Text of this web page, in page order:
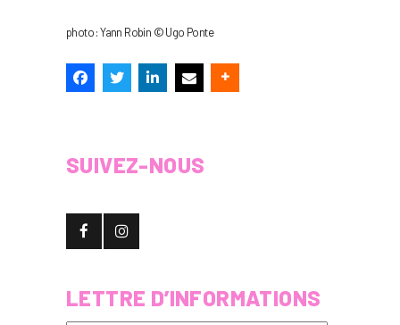
photo : Yann Robin © Ugo Ponte
SUIVEZ-NOUS
LETTRE D’INFORMATIONS